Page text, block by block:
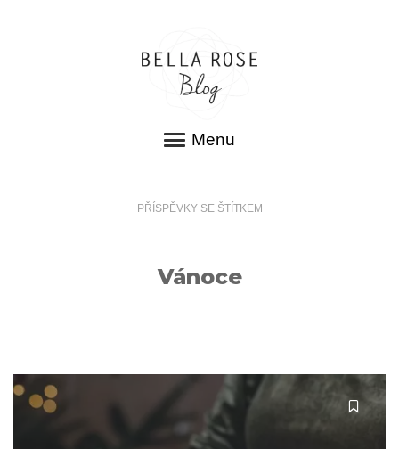
Menu
PŘÍSPĚVKY SE ŠTÍTKEM
Vánoce